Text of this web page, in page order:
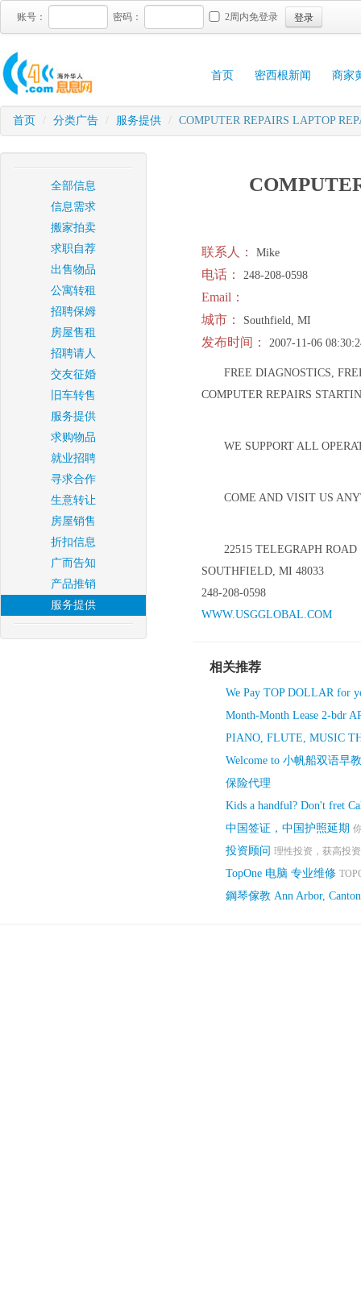
账号： 密码： 2周内免登录 登录
首页 密西根新闻 商家
首页 / 分类广告 / 服务提供 / COMPUTER REPAIRS LAPTOP
全部信息
信息需求
搬家拍卖
求职自荐
出售物品
公寓转租
招聘保姆
房屋售租
招聘请人
交友征婚
旧车转售
服务提供
求购物品
就业招聘
寻求合作
生意转让
房屋销售
折扣信息
广而告知
产品推销
服务提供
联系人： Mike
电话： 248-208-0598
Email：
城市：
Southfield, MI
发布时间： 2007-11-06
FREE DIAGNOSTICS,
COMPUTER REPAIRS
WE SUPPORT ALL
COME AND VISIT US
22515 TELEGRAPH ROAD
SOUTHFIELD, MI 48033
248-208-0598
WWW.USGGLOBAL.COM
相关推荐
We Pay TOP DOLLAR for
Month-Month Lease 2-bdr
PIANO, FLUTE, MUSIC
Welcome to 小帆船双语早
保险代理
Kids a handful? Don't fret
中国签证，中国护照延期
投资顾问 理性投资，获高投
TopOne 电脑 专业维修
鋼琴傢教 Ann Arbor,